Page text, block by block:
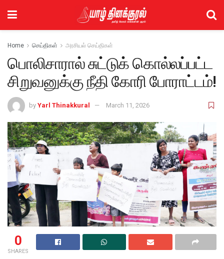
Home செய்திகள் அரசியல் செய்திகள்
பொலிசாரால் சுட்டுக் கொல்லப்பட்ட
சிறுவனுக்கு நீதி கோரி போராட்டம்!
by Yarl Thinakkural March 11, 2026
0
SHARES